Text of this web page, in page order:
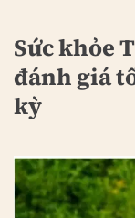
Sức khỏe
đánh giá
kỳ